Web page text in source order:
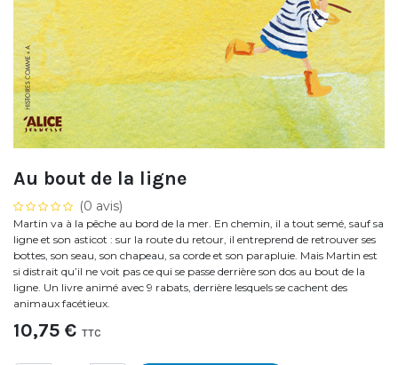
Au bout de la ligne
(0 avis)
Martin va à la pêche au bord de la mer. En chemin, il a tout semé, sauf sa
ligne et son asticot : sur la route du retour, il entreprend de retrouver ses
bottes, son seau, son chapeau, sa corde et son parapluie. Mais Martin est
si distrait qu’il ne voit pas ce qui se passe derrière son dos au bout de la
ligne. Un livre animé avec 9 rabats, derrière lesquels se cachent des
animaux facétieux.
10,75 € TTC